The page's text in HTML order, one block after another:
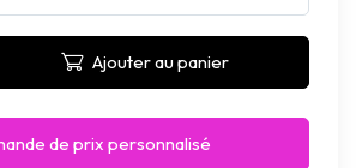
Ajouter au panier
de prix personnalisé